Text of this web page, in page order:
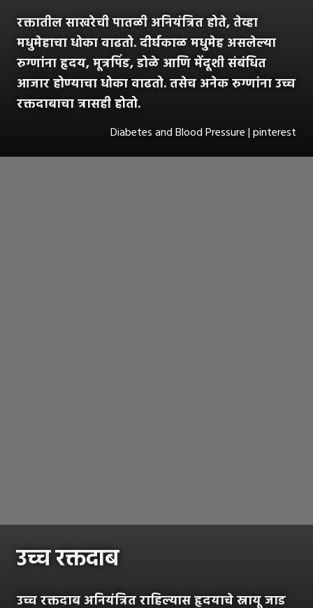
रक्तातील साखरेची पातळी अनियंत्रित होते, तेव्हा
मधुमेहाचा धोका वाढतो. दीर्घकाळ मधुमेह असलेल्या
रुग्णांना हृदय, मूत्रपिंड, डोळे आणि मेंदूशी संबंधित
आजार होण्याचा धोका वाढतो. तसेच अनेक रुग्णांना उच्च
रक्तदाबाचा त्रासही होतो.
Diabetes and Blood Pressure | pinterest
उच्च रक्तदाब
उच्च रक्तदाब अनियंत्रित राहिल्यास हृदयाचे स्नायू जाड